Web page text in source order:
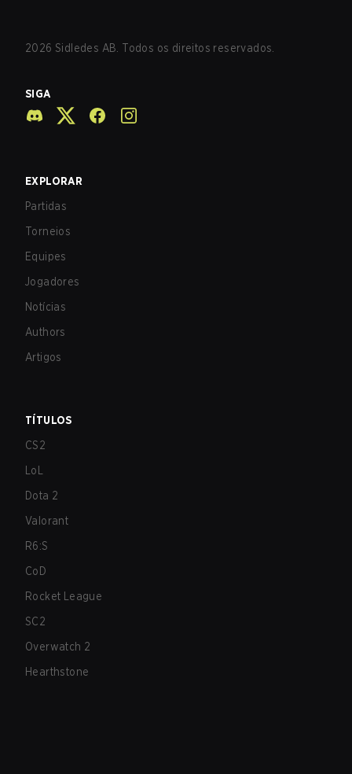
2026 Sidledes AB. Todos os direitos reservados.
SIGA
EXPLORAR
Partidas
Torneios
Equipes
Jogadores
Notícias
Authors
Artigos
TÍTULOS
CS2
LoL
Dota 2
Valorant
R6:S
CoD
Rocket League
SC2
Overwatch 2
Hearthstone